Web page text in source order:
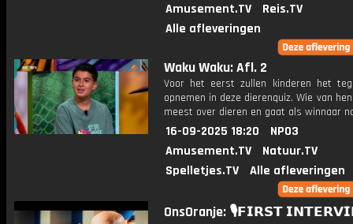
Amusement.TV
Reis.TV
Alle afleveringen
Waku Waku: Afl. 2
Voor het eerst zullen kinderen het
opnemen in deze dierenquiz. Wie van
meest over dieren en gaat als winnaar
16-09-2025 18:20
NPO3
Amusement.TV
Natuur.TV
Spelletjes.TV
Alle afleveringen
OnsOranje: 🎙️𝗙𝗜𝗥𝗦𝗧